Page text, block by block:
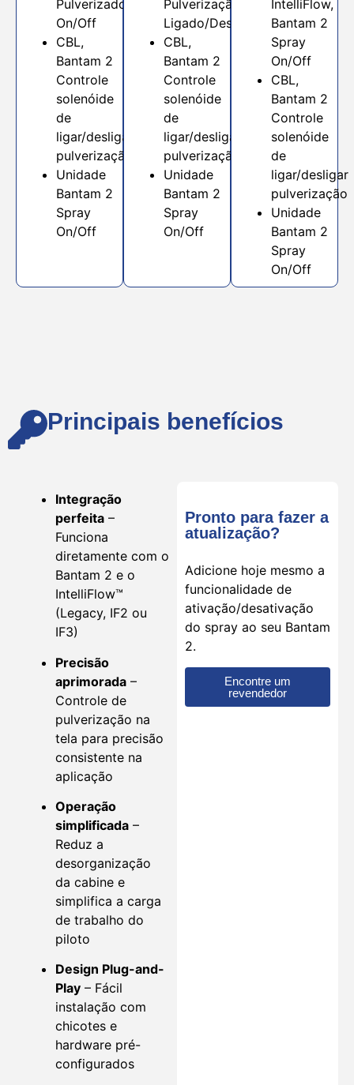
Pulverizador
On/Off
CBL,
Bantam 2
Controle
solenóide
de
ligar/desligar
pulverização
Unidade
Bantam 2
Spray
On/Off
Pulverização
Ligado/Desligado
CBL,
Bantam 2
Controle
solenóide
de
ligar/desligar
pulverização
Unidade
Bantam 2
Spray
On/Off
IntelliFlow,
Bantam 2
Spray
On/Off
CBL,
Bantam 2
Controle
solenóide
de
ligar/desligar
pulverização
Unidade
Bantam 2
Spray
On/Off
Principais benefícios
Integração
perfeita –
Funciona
diretamente com o
Bantam 2 e o
IntelliFlow™
(Legacy, IF2 ou
IF3)
Precisão
aprimorada –
Controle de
pulverização na
tela para precisão
consistente na
aplicação
Operação
simplificada –
Reduz a
desorganização
da cabine e
simplifica a carga
de trabalho do
piloto
Design Plug-and-
Play – Fácil
instalação com
chicotes e
hardware pré-
configurados
Pronto para fazer a
atualização?
Adicione hoje mesmo a
funcionalidade de
ativação/desativação
do spray ao seu Bantam
2.
Encontre um
revendedor